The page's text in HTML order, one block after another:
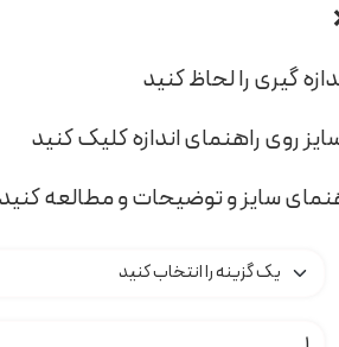
روی راهنمای اندازه کلیک کنید
سایز و توضیحات و مطالعه کنید
بیلر لیون ۱۳۲۳۳ indigo کد t000909 عدد